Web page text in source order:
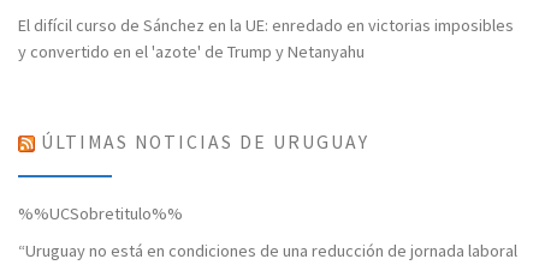
El difícil curso de Sánchez en la UE: enredado en victorias imposibles
y convertido en el 'azote' de Trump y Netanyahu
ÚLTIMAS NOTICIAS DE URUGUAY
%%UCSobretitulo%%
“Uruguay no está en condiciones de una reducción de jornada laboral